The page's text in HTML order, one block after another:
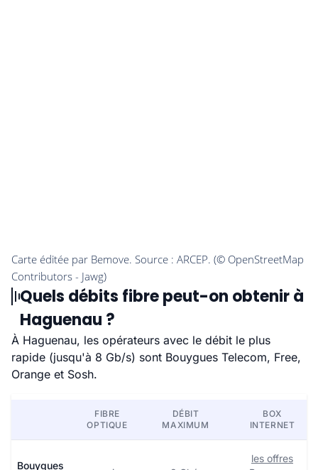
Quels débits fibre peut-on obtenir à
Haguenau ?
À Haguenau, les opérateurs avec le débit le plus
rapide (jusqu'à 8 Gb/s) sont Bouygues Telecom, Free,
Orange et Sosh.
FIBRE
OPTIQUE
DÉBIT
MAXIMUM
BOX
INTERNET
Bouygues
les offres